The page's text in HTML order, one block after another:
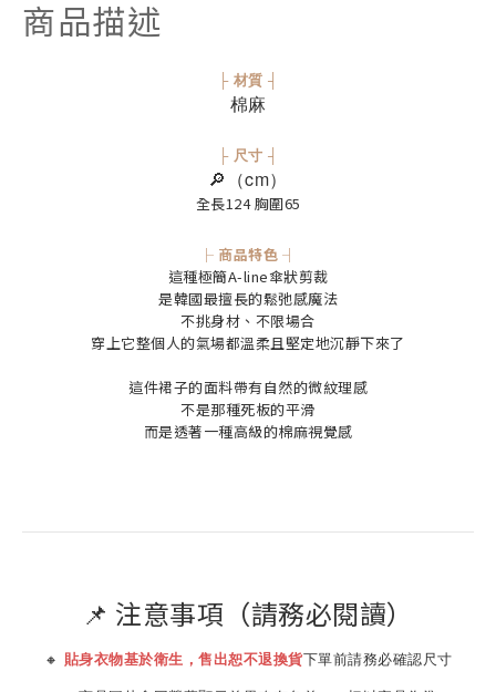
商品描述
├ 材質 ┤
棉麻
├ 尺寸 ┤
🔎（cm）
全長124 胸圍65
├ 商品特色 ┤
這種極簡A-line傘狀剪裁
是韓國最擅長的鬆弛感魔法
不挑身材、不限場合
穿上它整個人的氣場都溫柔且堅定地沉靜下來了
這件裙子的面料帶有自然的微紋理感
不是那種死板的平滑
而是透著一種高級的棉麻視覺感
📌 注意事項（請務必閱讀）
🔸 貼身衣物基於衛生，售出恕不退換貨下單前請務必確認尺寸